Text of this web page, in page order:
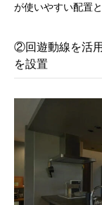
が使いやすい配置
②回遊動線を活
を設置